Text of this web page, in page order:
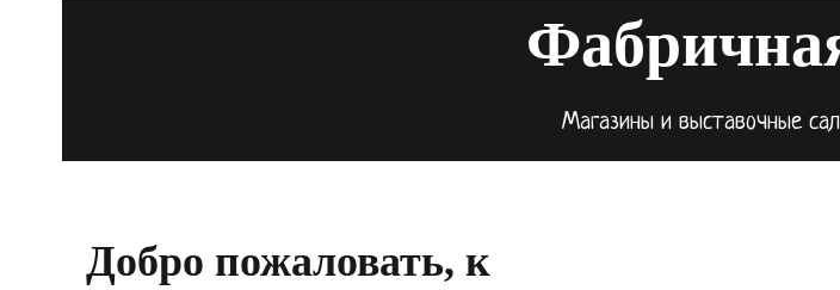
Магазины и выставочные
Добро пожаловать, к